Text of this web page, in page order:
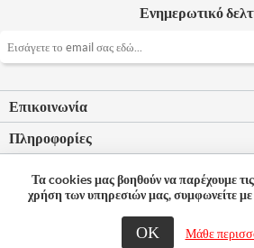
Ενημερωτικό
Επικοινωνία
Πληροφορίες
Ο λογαριασμός μου
© 2026 Bookleader
Τα cookies μας βοηθούν να παρέχουμε
χρήση των υπηρεσιών μας, συμφωνείτε
ΟΚ Μάθε